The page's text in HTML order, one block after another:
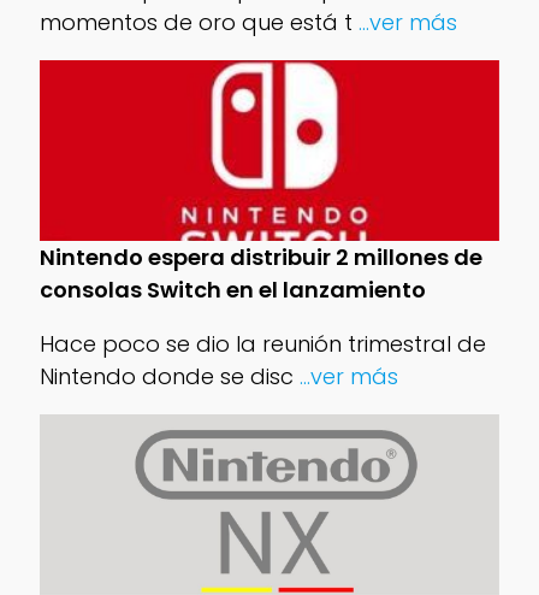
momentos de oro que está t ...ver más
Nintendo espera distribuir 2 millones de
consolas Switch en el lanzamiento
Hace poco se dio la reunión trimestral de
Nintendo donde se disc ...ver más